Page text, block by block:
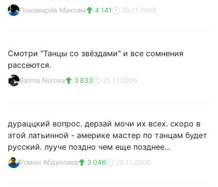
Пономарёв Максим 4 141 25.11.2006
Смотри "Танцы со звёздами" и все сомнения
рассеются.
Batma Nurova 3 833 25.11.2006
дураццкий вопрос. дерзай мочи их всех. скоро в
этой латьинной - америке мастер по танцам будет
русский. лууче поздно чем еще позднее...
Роман Абдуллаев 3 046 25.11.2006